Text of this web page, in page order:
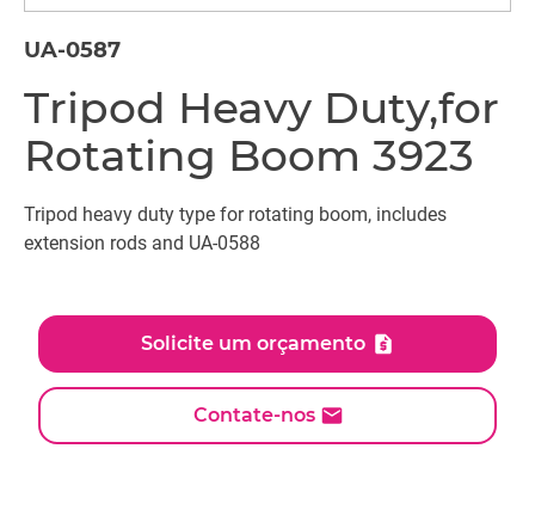
UA-0587
Tripod Heavy Duty,for
Rotating Boom 3923
Tripod heavy duty type for rotating boom, includes
extension rods and UA-0588
Solicite um orçamento
Contate-nos